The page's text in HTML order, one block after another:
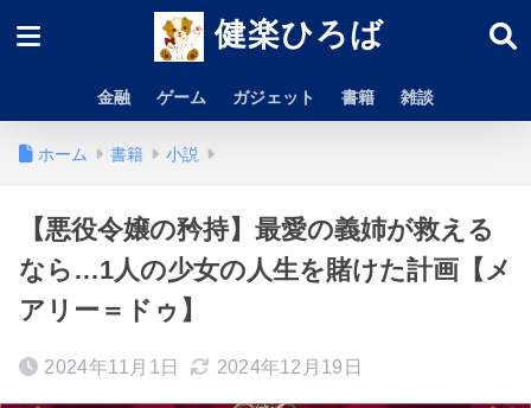
健楽ひろば
金融 ゲーム ガジェット 書籍 雑談
ホーム 書籍 小説
【悪役令嬢の矜持】最愛の義姉が救える
なら…1人の少女の人生を賭けた計画【メ
アリー＝ドゥ】
2024年11月1日 2024年12月19日